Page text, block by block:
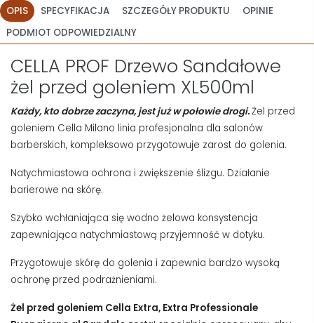
OPIS SPECYFIKACJA SZCZEGÓŁY PRODUKTU
OPINIE
PODMIOT ODPOWIEDZIALNY
CELLA PROF Drzewo Sandałowe
żel przed goleniem XL500ml
Każdy, kto dobrze zaczyna, jest już w połowie drogi.Żel przed
goleniem Cella Milano linia profesjonalna dla salonów
barberskich, kompleksowo przygotowuje zarost do golenia.
Natychmiastowa ochrona i zwiększenie ślizgu. Działanie
barierowe na skórę.
Szybko wchłaniająca się wodno żelowa konsystencja
zapewniająca natychmiastową przyjemność w dotyku.
Przygotowuje skórę do golenia i zapewnia bardzo wysoką
ochronę przed podrażnieniami.
Żel przed goleniem Cella Extra, Extra Professionale